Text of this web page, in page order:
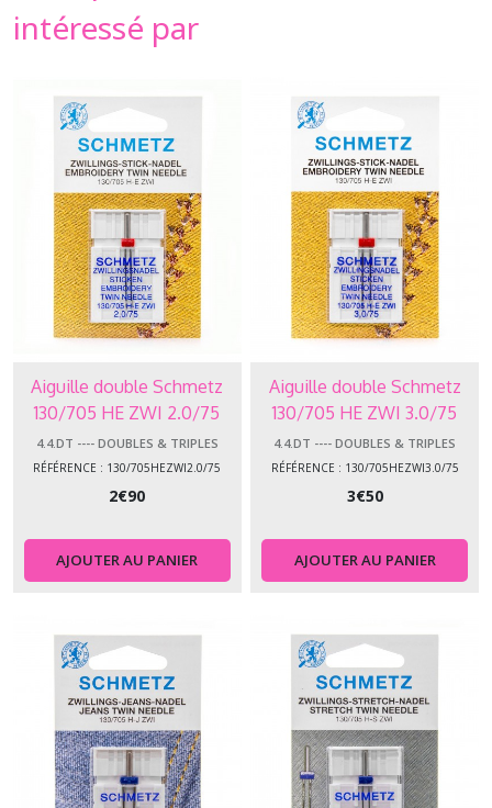
intéressé par
Aiguille double Schmetz
130/705 HE ZWI 2.0/75
4.4.DT ---- DOUBLES & TRIPLES
RÉFÉRENCE : 130/705HEZWI2.0/75
2€90
AJOUTER AU PANIER
Aiguille double Schmetz
130/705 HE ZWI 3.0/75
4.4.DT ---- DOUBLES & TRIPLES
RÉFÉRENCE : 130/705HEZWI3.0/75
3€50
AJOUTER AU PANIER